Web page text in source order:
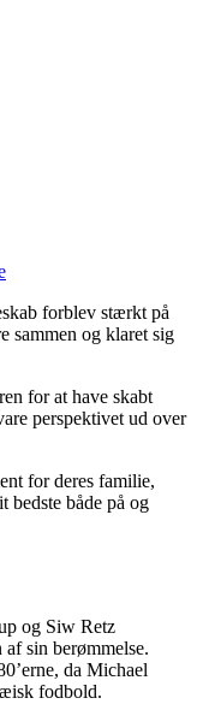
forblev stærkt på
sammen og klaret sig
for at have skabt
perspektivet ud over
for deres familie,
bedste både på og
og Siw Retz
sin berømmelse.
da Michael
fodbold.